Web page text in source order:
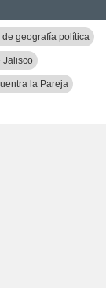
de geografía política
Jalisco
la Pareja